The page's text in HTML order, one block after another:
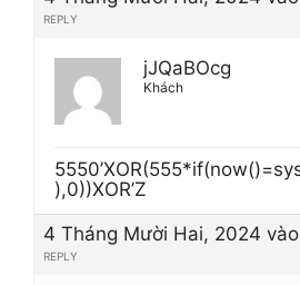
REPLY
jJQaBOcg
Khách
),0))XOR’Z
4 Tháng Mười Hai, 2024
REPLY